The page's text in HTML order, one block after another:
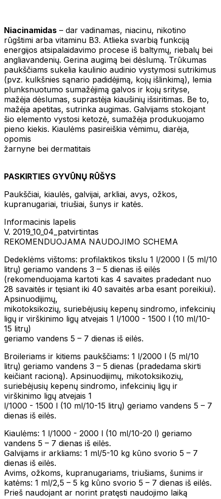
Niacinamidas – dar vadinamas, niacinu, nikotino
rūgštimi arba vitaminu B3. Atlieka svarbią funkciją
energijos atsipalaidavimo procese iš baltymų, riebalų bei
angliavandenių. Gerina augimą bei dėslumą. Trūkumas
paukščiams sukelia kaulinio audinio vystymosi sutrikimus
(pvz. kulkšnies sąnario padidėjimą, kojų išlinkimą), lemia
plunksnuotumo sumažėjimą galvos ir kojų srityse,
mažėja dėslumas, suprastėja kiaušinių išsiritimas. Be to,
mažėja apetitas, sutrinka augimas. Galvijams stokojant
šio elemento vystosi ketozė, sumažėja produkuojamo
pieno kiekis. Kiaulėms pasireiškia vėmimu, diarėja,
opomis
žarnyne bei dermatitais
PASKIRTIES GYVŪNŲ RŪŠYS
Paukščiai, kiaulės, galvijai, arkliai, avys, ožkos,
kupranugariai, triušiai, šunys ir katės.
Informacinis lapelis
V. 2019_10_04_patvirtintas
REKOMENDUOJAMA NAUDOJIMO SCHEMA
Dedeklėms vištoms: profilaktikos tikslu 1 l/2000 l (5 ml/10
litrų) geriamo vandens 3 – 5 dienas iš eilės
(rekomenduojama kartoti kas 4 savaites pradedant nuo
28 savaitės ir tęsiant iki 40 savaitės arba esant poreikiui).
Apsinuodijimų,
mikotoksikozių, suriebėjusių kepenų sindromo, infekcinių
ligų ir virškinimo ligų atvejais 1 l/1000 - 1500 l (10 ml/10-
15 litrų)
geriamo vandens 5 – 7 dienas iš eilės.
Broileriams ir kitiems paukščiams: 1 l/2000 l (5 ml/10
litrų) geriamo vandens 3 – 5 dienas (pradedama skirti
keičiant racioną). Apsinuodijimų, mikotoksikozių,
suriebėjusių kepenų sindromo, infekcinių ligų ir
virškinimo ligų atvejais 1
l/1000 - 1500 l (10 ml/10-15 litrų) geriamo vandens 5 – 7
dienas iš eilės.
Kiaulėms: 1 l/1000 - 2000 l (10 ml/10-20 l) geriamo
vandens 5 – 7 dienas iš eilės.
Galvijams ir arkliams: 1 ml/5-10 kg kūno svorio 5 – 7
dienas iš eilės.
Avims, ožkoms, kupranugariams, triušiams, šunims ir
katėms: 1 ml/2,5 – 5 kg kūno svorio 5 – 7 dienas iš eilės.
Prieš naudojant ar norint pratęsti naudojimo laiką